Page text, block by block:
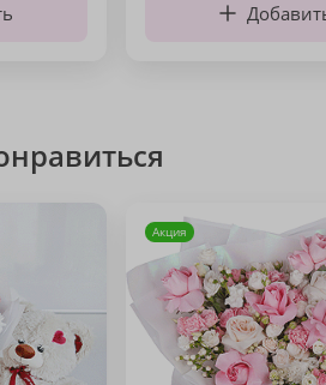
Акция